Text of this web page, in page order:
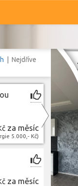
Břeclav,
Pozemky
Břeclav, Jihomoravský kraj
| Nejdříve
za měsíc
5.000,- Kč)
za měsíc